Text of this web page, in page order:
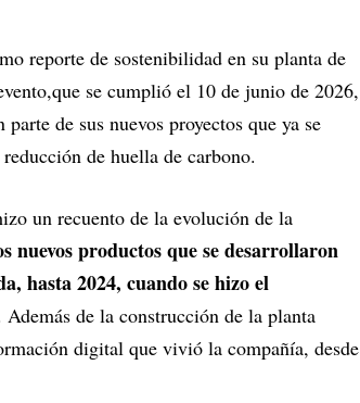
reporte de sostenibilidad en su planta de
se cumplió el 10 de junio de 2026,
de sus nuevos proyectos que ya se
de huella de carbono.
un recuento de la evolución de la
nuevos productos que se desarrollaron
hasta 2024, cuando se hizo el
Además de la construcción de la planta
digital que vivió la compañía, desde